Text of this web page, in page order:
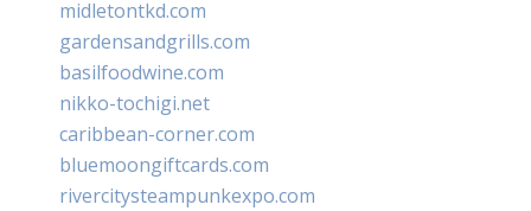
midletontkd.com
gardensandgrills.com
basilfoodwine.com
nikko-tochigi.net
caribbean-corner.com
bluemoongiftcards.com
rivercitysteampunkexpo.com